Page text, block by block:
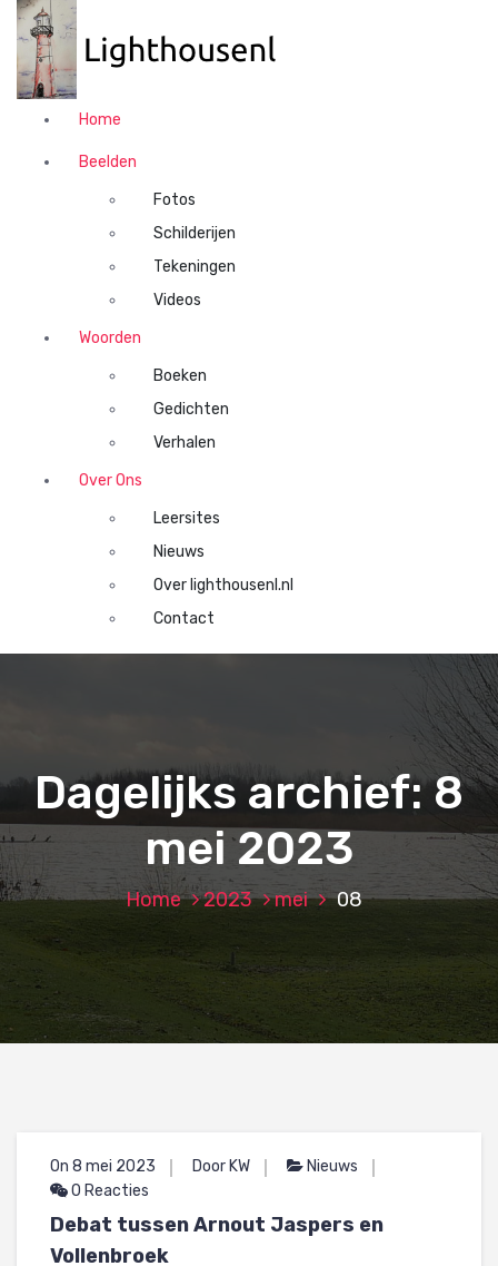
Home
Beelden
Fotos
Schilderijen
Tekeningen
Videos
Woorden
Boeken
Gedichten
Verhalen
Over Ons
Leersites
Nieuws
Over lighthousenl.nl
Contact
Dagelijks archief: 8
mei 2023
Home 2023 mei 08
On 8 mei 2023 Door KW
Nieuws
0 Reacties
Debat tussen Arnout Jaspers en
Vollenbroek